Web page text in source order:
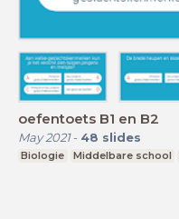
oefentoets B1 en B2
May 2021- 48 slides
Biologie Middelbare school